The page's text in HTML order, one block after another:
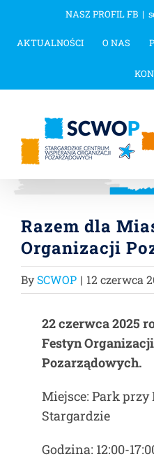
zawartości
NASZ PROFIL FB |
AKTUALNOŚCI O NAS
Razem dla
Organizacji
BySCWOP | 12 czerwca
22 czerwca 2025
Festyn Organizacji
Pozarządowych.
Miejsce: Park przy
Stargardzie
Godzina: 12:00-